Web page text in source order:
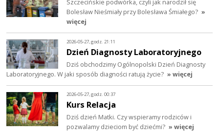
Szczecińskie podwórka, czyli jak narodził się
Bolesław Nieśmiały przy Bolesława Śmiałego? »
więcej
2026-05-27, godz. 21:11
Dzień Diagnosty Laboratoryjnego
Dziś obchodzimy Ogólnopolski Dzień Diagnosty
Laboratoryjnego. W jaki sposób diagności ratują życie? » więcej
2026-05-27, godz. 00:37
Kurs Relacja
Dziś dzień Matki. Czy wspieramy rodziców i
pozwalamy dzieciom być dziećmi? » więcej